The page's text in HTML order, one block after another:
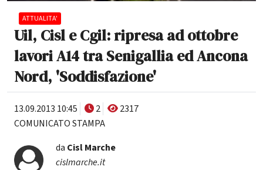
ATTUALITA'
Uil, Cisl e Cgil: ripresa ad ottobre
lavori A14 tra Senigallia ed Ancona
Nord, 'Soddisfazione'
13.09.2013 10:45 2
2317
COMUNICATO STAMPA
da Cisl Marche
cislmarche.it